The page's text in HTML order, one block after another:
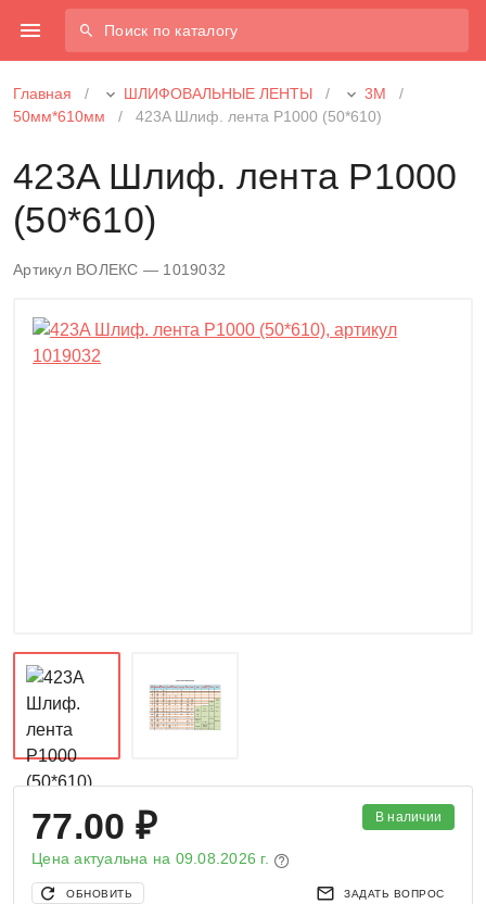
Поиск по каталогу
Главная / ШЛИФОВАЛЬНЫЕ ЛЕНТЫ / 3М
/
50мм*610мм
/ 423A Шлиф. лента P1000 (50*610)
423A Шлиф. лента P1000
(50*610)
Артикул ВОЛЕКС — 1019032
В наличии
77.00 ₽
Цена актуальна на 09.08.2026 г.
ОБНОВИТЬ ЗАДАТЬ ВОПРОС